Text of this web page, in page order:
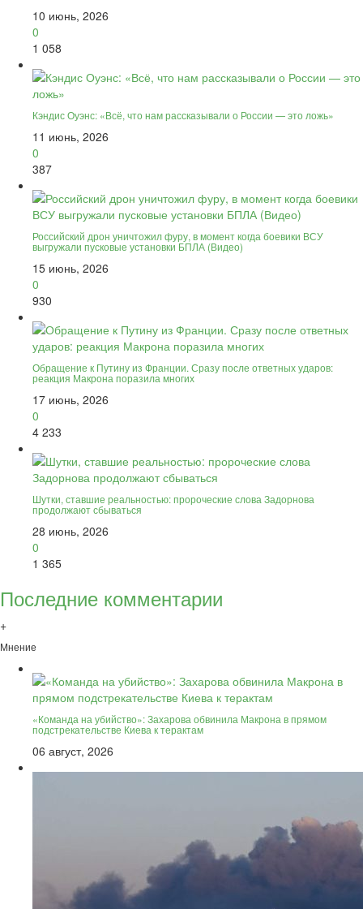
10 июнь, 2026
0
1 058
Кэндис Оуэнс: «Всё, что нам рассказывали о России — это ложь»
11 июнь, 2026
0
387
Российский дрон уничтожил фуру, в момент когда боевики ВСУ
выгружали пусковые установки БПЛА (Видео)
15 июнь, 2026
0
930
Обращение к Путину из Франции. Сразу после ответных ударов:
реакция Макрона поразила многих
17 июнь, 2026
0
4 233
Шутки, ставшие реальностью: пророческие слова Задорнова
продолжают сбываться
28 июнь, 2026
0
1 365
Последние комментарии
+
Мнение
«Команда на убийство»: Захарова обвинила Макрона в прямом
подстрекательстве Киева к терактам
06 август, 2026